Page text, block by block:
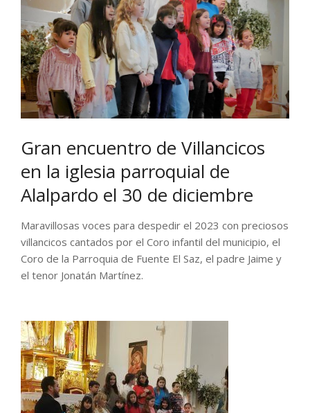
Gran encuentro de Villancicos
en la iglesia parroquial de
Alalpardo el 30 de diciembre
Maravillosas voces para despedir el 2023 con preciosos
villancicos cantados por el Coro infantil del municipio, el
Coro de la Parroquia de Fuente El Saz, el padre Jaime y
el tenor Jonatán Martínez.